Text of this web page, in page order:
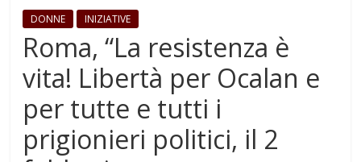
DONNE INIZIATIVE
Roma, “La resistenza è
vita! Libertà per Ocalan e
per tutte e tutti i
prigionieri politici, il 2